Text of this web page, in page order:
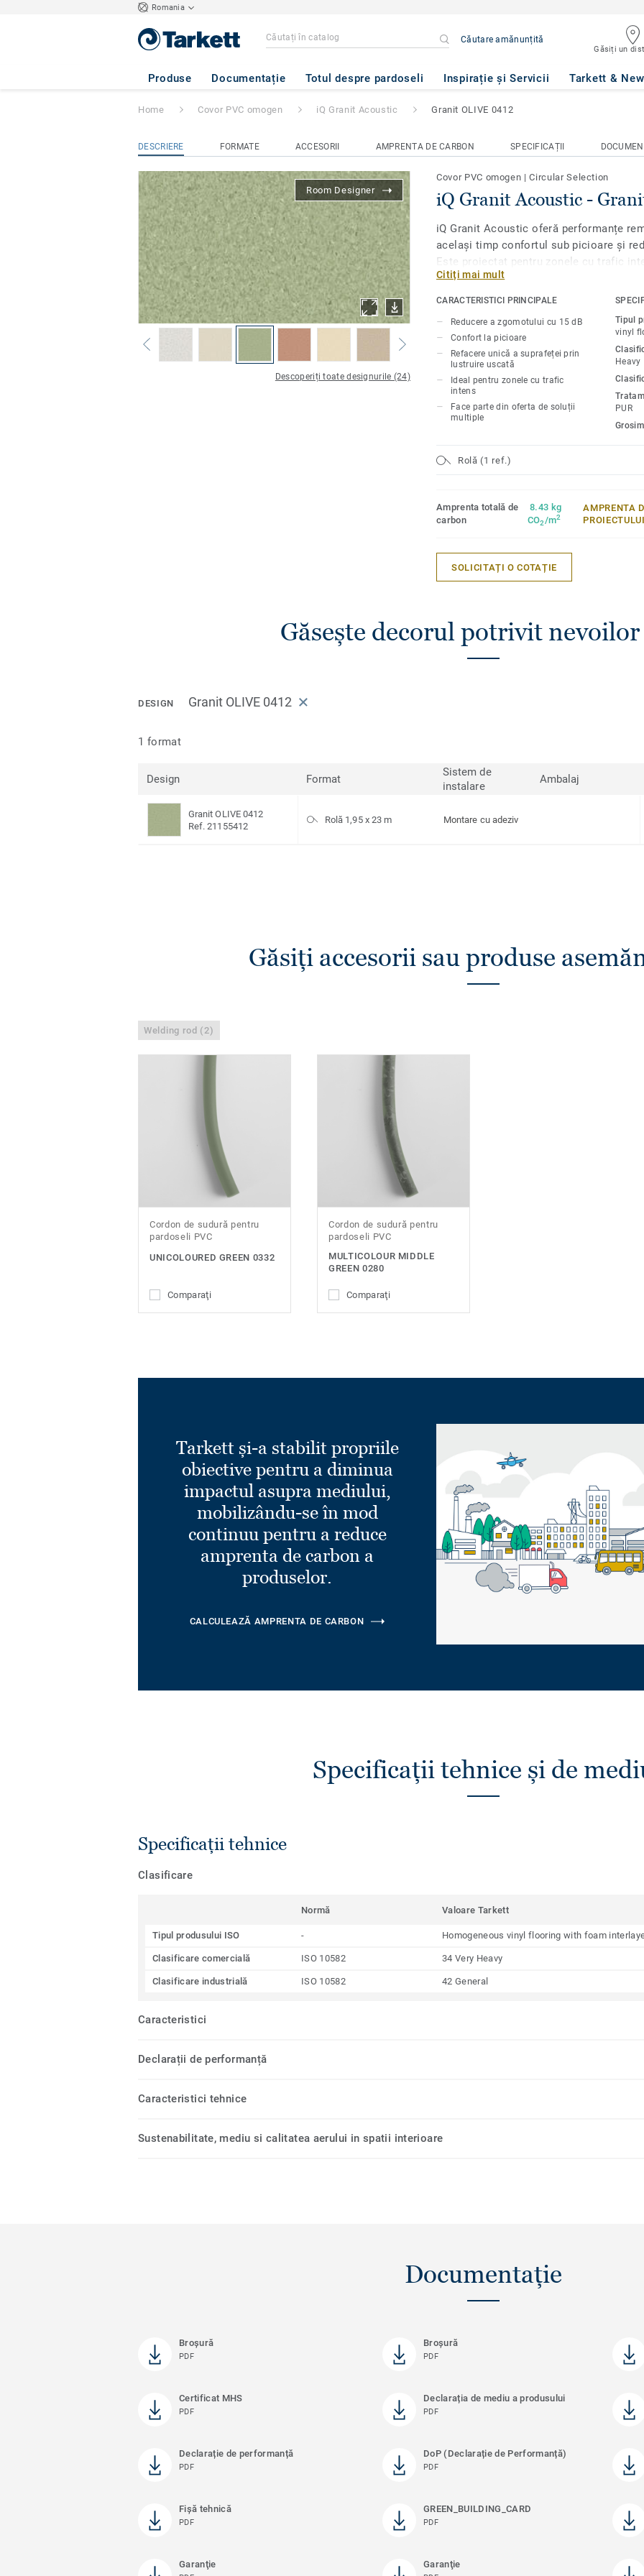
Romania
Căutare amănunțită
Găsiți un
Produse Documentație Totul despre pardoseli Inspirație și Servicii Tarkett &
iQ Granit Acoustic - Granit OLIVE 0412
Home Covor PVC omogen iQ Granit Acoustic Granit OLIVE 0412
DESCRIERE FORMATE ACCESORII AMPRENTA DE CARBON SPECIFICAȚII
Room Designer
Descoperiți toate designurile (24)
Covor PVC omogen |Circular Selection
iQ Granit Acoustic -
iQ Granit Acoustic oferă performanțe
același timp confortul sub picioare și
Este proiectat pentru zonele cu trafic
necesară liniștea, cum ar fi coridoarele
este extrem de durabil și rezistent la
suficientă o simplă șlefuire uscată
acestei pardoseli. Cele 20 de culori
pentru a se coordona cu celelalte
soluțiile multiple ale colecției iQ Granit.
Citiți mai mult
CARACTERISTICI PRINCIPALE
Reducere a zgomotului cu 15 dB
Confort la picioare
Refacere unică a suprafeței prin
lustruire uscată
Ideal pentru zonele cu trafic
intens
Face parte din oferta de soluții
multiple
Tipul
vinyl
Heavy
PUR
Rolă (1 ref.)
Amprenta totală de
carbon
8.43 kg
CO2/m2
AMPRENTA
SOLICITAȚI O COTAȚIE
Găsește decorul potrivit
DESIGN Granit OLIVE 0412
1 format
Design Format
Sistem de
instalare
Ambalaj
Granit OLIVE 0412
Ref. 21155412
Rolă 1,95 x 23 m Montare cu adeziv
Găsiţi accesorii sau produse
Welding rod (2)
Cordon de sudură pentru
pardoseli PVC
UNICOLOURED GREEN 0332
Comparaţi
Cordon de sudură pentru
pardoseli PVC
MULTICOLOUR MIDDLE
GREEN 0280
Comparaţi
Tarkett și-a stabilit propriile
obiective pentru a diminua
impactul asupra mediului,
mobilizându-se în mod
continuu pentru a reduce
amprenta de carbon a
produselor.
CALCULEAZĂ AMPRENTA DE CARBON
Specificații tehnice și de
Specificații tehnice
Clasificare
Normă Valoare Tarkett
Tipul produsului ISO - Homogeneous vinyl flooring with foam
Clasificare comercială ISO 10582 34 Very Heavy
Clasificare industrială ISO 10582 42 General
Caracteristici
Declarații de performanță
Caracteristici tehnice
Sustenabilitate, mediu si calitatea aerului in spatii interioare
Documentație
Broşură
PDF
Broșură
PDF
Certificat MHS
PDF
Declarația de mediu a produsului
PDF
Declarație de performanță
PDF
DoP (Declarație de Performanță)
PDF
Fișă tehnică
PDF
GREEN_BUILDING_CARD
PDF
Garanţie Garanţie